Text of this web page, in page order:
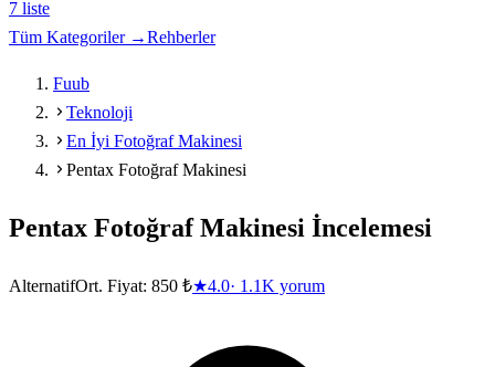
7 liste
Tüm Kategoriler →Rehberler
Fuub
Teknoloji
En İyi Fotoğraf Makinesi
Pentax Fotoğraf Makinesi
Pentax Fotoğraf Makinesi İncelemesi
AlternatifOrt. Fiyat: 850 ₺★4.0· 1.1K yorum